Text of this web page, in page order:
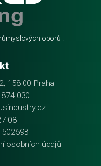
oborů !
158 00 Praha
030
08
osobních údajů